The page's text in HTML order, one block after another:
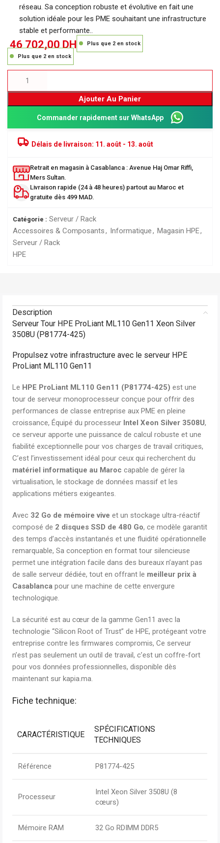
réseau. Sa conception robuste et évolutive en fait une
solution idéale pour les PME souhaitant une infrastructure
stable et performante..
46 702,00DH
Plus que 2 en stock
Plus que 2 en stock
Ajouter Au Panier
Commander rapidement sur WhatsApp
Délais de livraison: 11. août - 13. août
Retrait en magasin à Casablanca : Avenue Haj Omar Riffi,
Mers Sultan.
Livraison rapide (24 à 48 heures) partout au Maroc et
gratuite dès 499 MAD.
Catégorie : Serveur / Rack
Accessoires & Composants, Informatique, Magasin HPE,
Serveur / Rack
HPE
Description
Serveur Tour HPE ProLiant ML110 Gen11 Xeon Silver
3508U (P81774-425)
Propulsez votre infrastructure avec le serveur HPE
ProLiant ML110 Gen11
Le HPE ProLiant ML110 Gen11 (P81774-425) est une
tour de serveur monoprocesseur conçue pour offrir des
performances de classe entreprise aux PME en pleine
croissance, Équipé du processeur Intel Xeon Silver 3508U,
ce serveur apporte une puissance de calcul robuste et une
fiabilité exceptionnelle pour vos charges de travail critiques,
C’est l’investissement idéal pour ceux qui recherchent du
matériel informatique au Maroc capable de gérer la
virtualisation, le stockage de données massif et les
applications métiers exigeantes.
Avec 32 Go de mémoire vive et un stockage ultra-réactif
composé de 2 disques SSD de 480 Go, ce modèle garantit
des temps d’accès instantanés et une fluidité opérationnelle
remarquable, Sa conception en format tour silencieuse
permet une intégration facile dans des bureaux n’ayant pas
de salle serveur dédiée, tout en offrant le meilleur prix à
Casablanca pour une machine de cette envergure
technologique.
La sécurité est au cœur de la gamme Gen11 avec la
technologie “Silicon Root of Trust” de HPE, protégeant votre
entreprise contre les firmwares compromis, Ce serveur
n’est pas seulement un outil de travail, c’est un coffre-fort
pour vos données professionnelles, disponible dès
maintenant sur kapia.ma.
Fiche technique:
CARACTÉRISTIQUE
SPÉCIFICATIONS
TECHNIQUES
Référence P81774-425
Processeur
Intel Xeon Silver 3508U (8
cœurs)
Mémoire RAM 32 Go RDIMM DDR5